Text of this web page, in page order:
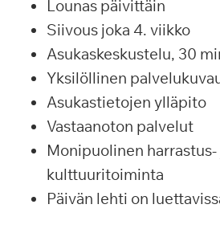
Lounas päivittäin
Siivous joka 4. viikko
Asukaskeskustelu, 30
Yksilöllinen
Asukastietojen ylläpito
Vastaanoton palvelut
Monipuolinen harrastus-
kulttuuritoiminta
Päivän lehti on